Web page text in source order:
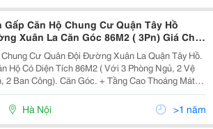
Gấp Căn Hộ Chung Cư Quận Tây Hồ
Xuân La Căn Góc 86M2 ( 3Pn) Giá Chỉ 6
Chung Cư Quân Đội Đường Xuân La Quận Tây Hồ.
Hộ Có Diện Tích 86M2 ( Với 3 Phòng Ngủ, 2 Vệ
Công). Căn Góc. + Tầng Cao Thoáng Mát.
Chỉ 6 Tỷ 880 ( Có Thương Lượng) + Sổ Đỏ Sẵn
Liên Hệ Xem Nhà Trực Tiếp Mình:...
Hà Nội >1 năm